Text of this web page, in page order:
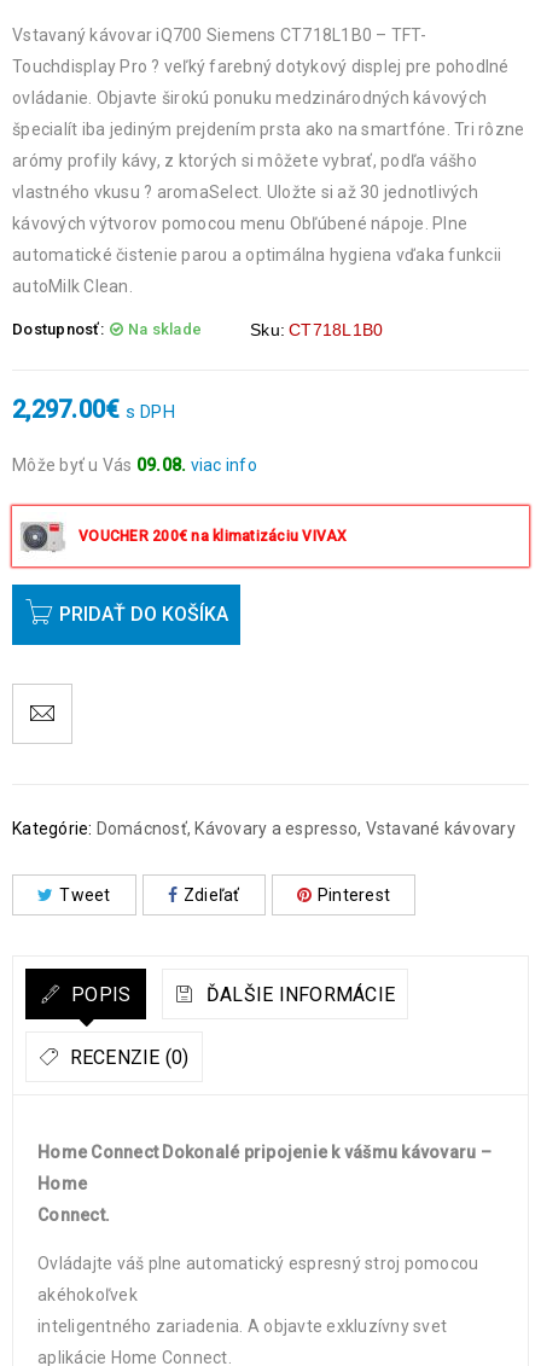
Vstavaný kávovar iQ700 Siemens CT718L1B0 – TFT-
Touchdisplay Pro ? veľký farebný dotykový displej pre pohodlné
ovládanie. Objavte širokú ponuku medzinárodných kávových
špecialít iba jediným prejdením prsta ako na smartfóne. Tri rôzne
arómy profily kávy, z ktorých si môžete vybrať, podľa vášho
vlastného vkusu ? aromaSelect. Uložte si až 30 jednotlivých
kávových výtvorov pomocou menu Obľúbené nápoje. Plne
automatické čistenie parou a optimálna hygiena vďaka funkcii
autoMilk Clean.
Dostupnosť: Na sklade Sku: CT718L1B0
2,297.00€ s DPH
Môže byť u Vás 09.08. viac info
okrem víkendov a sviatkov.
VOUCHER 200€ na klimatizáciu VIVAX
PRIDAŤ DO KOŠÍKA
Kategórie: Domácnosť, Kávovary a espresso, Vstavané kávovary
Tweet Zdieľať Pinterest
POPIS ĎALŠIE INFORMÁCIE
RECENZIE (0)
Home Connect Dokonalé pripojenie k vášmu kávovaru –
Home
Connect.
Ovládajte váš plne automatický espresný stroj pomocou
akéhokoľvek
inteligentného zariadenia. A objavte exkluzívny svet
aplikácie Home Connect.